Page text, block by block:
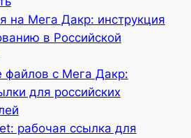
на Мега Дакр: инструкция
в Российской
файлов с Мега Дакр:
для российских
рабочая ссылка для